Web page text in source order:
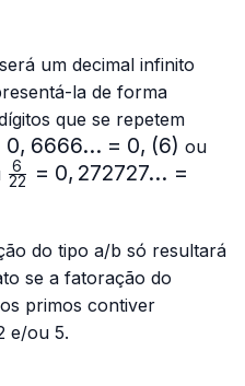
um decimal infinito
la de forma
que se repetem
0, 6666... = 0, (6) ou
\frac{6}
22
6 = 0, 272727... =
do tipo a/b só resultará
se a fatoração do
primos contiver
e/ou 5.